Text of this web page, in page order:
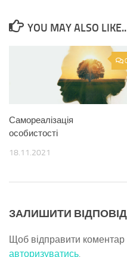
YOU MAY ALSO
Самореалізація
особистості
18.11.2021
ЗАЛИШИТИ
Щоб відправити коментар
авторизуватись.